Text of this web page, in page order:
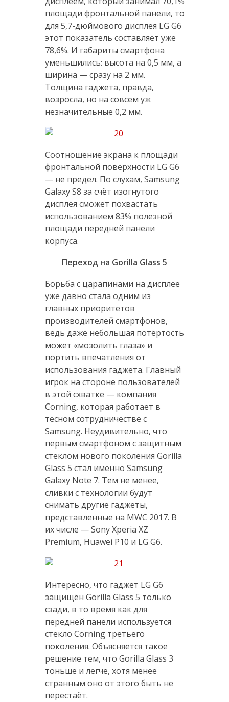
площади фронтальной панели, то
для 5,7-дюймового дисплея LG G6
этот показатель составляет уже
78,6%. И габариты смартфона
уменьшились: высота на 0,5 мм, а
ширина — сразу на 2 мм.
Толщина гаджета, правда,
возросла, но на совсем уж
незначительные 0,2 мм.
Соотношение экрана к площади
фронтальной поверхности LG G6
— не предел. По слухам, Samsung
Galaxy S8 за счёт изогнутого
дисплея сможет похвастать
использованием 83% полезной
площади передней панели
корпуса.
Переход на Gorilla Glass 5
Борьба с царапинами на дисплее
уже давно стала одним из
главных приоритетов
производителей смартфонов,
ведь даже небольшая потёртость
может «мозолить глаза» и
портить впечатления от
использования гаджета. Главный
игрок на стороне пользователей
в этой схватке — компания
Corning, которая работает в
тесном сотрудничестве с
Samsung. Неудивительно, что
первым смартфоном с защитным
стеклом нового поколения Gorilla
Glass 5 стал именно Samsung
Galaxy Note 7. Тем не менее,
сливки с технологии будут
снимать другие гаджеты,
представленные на MWC 2017. В
их числе — Sony Xperia XZ
Premium, Huawei P10 и LG G6.
Интересно, что гаджет LG G6
защищён Gorilla Glass 5 только
сзади, в то время как для
передней панели используется
стекло Corning третьего
поколения. Объясняется такое
решение тем, что Gorilla Glass 3
тоньше и легче, хотя менее
странным оно от этого быть не
перестаёт.